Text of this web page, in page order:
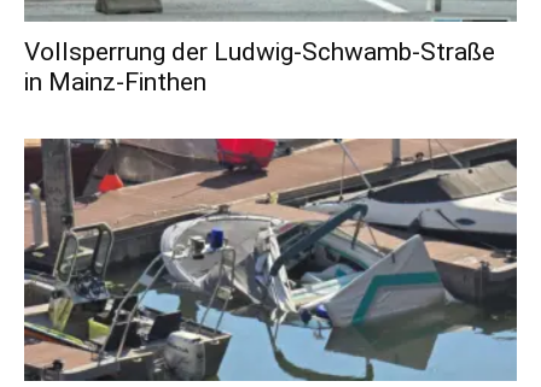
Vollsperrung der Ludwig-Schwamb-Straße
in Mainz-Finthen